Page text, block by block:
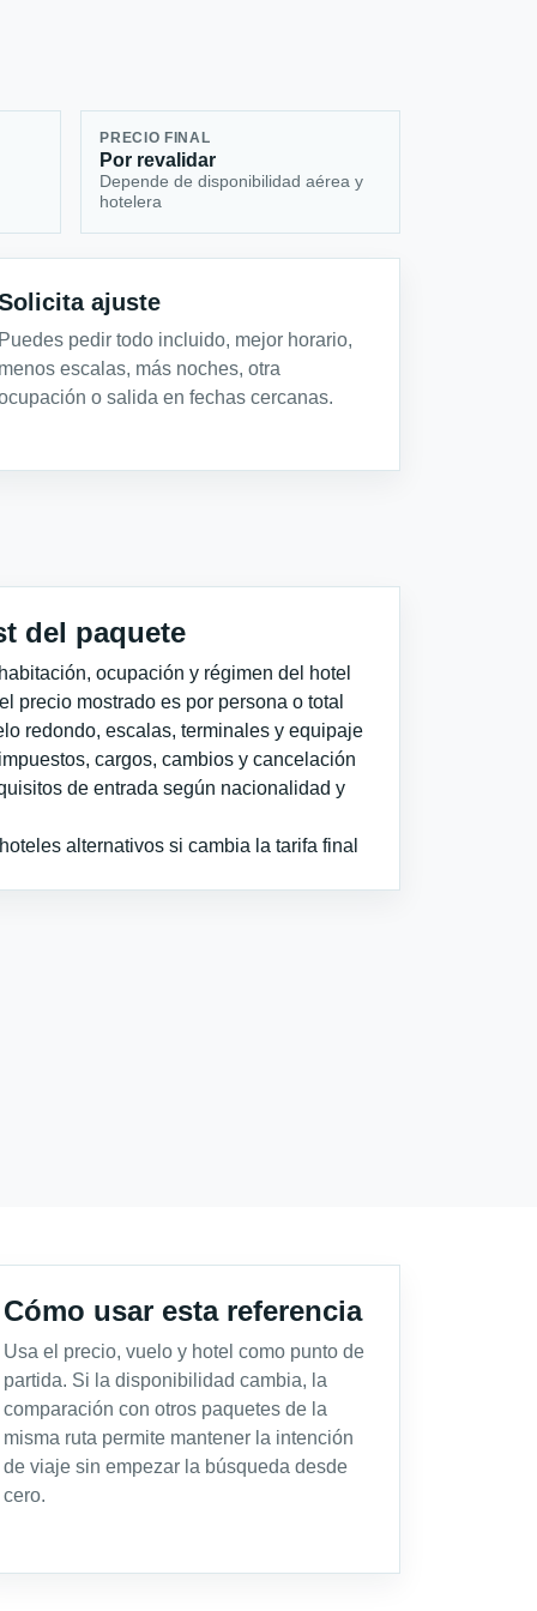
PRECIO FINAL
Por revalidar
Depende de disponibilidad aérea y
hotelera
ajuste
Puedes pedir todo incluido, mejor horario,
menos escalas, más noches, otra
o salida en fechas cercanas.
del paquete
ocupación y régimen del hotel
precio mostrado es por persona o total
redondo, escalas, terminales y equipaje
cargos, cambios y cancelación
de entrada según nacionalidad y
alternativos si cambia la tarifa final
Cómo usar esta referencia
Usa el precio, vuelo y hotel como punto de
partida. Si la disponibilidad cambia, la
comparación con otros paquetes de la
misma ruta permite mantener la intención
de viaje sin empezar la búsqueda desde
cero.